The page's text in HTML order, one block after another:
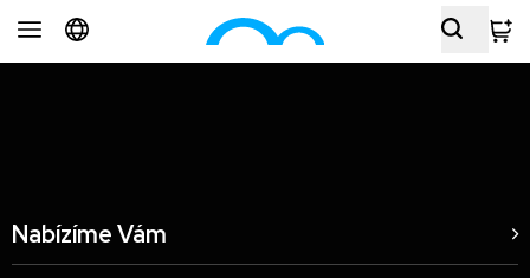
Radegastovna Perón Praha, CZ
Nabízíme Vám